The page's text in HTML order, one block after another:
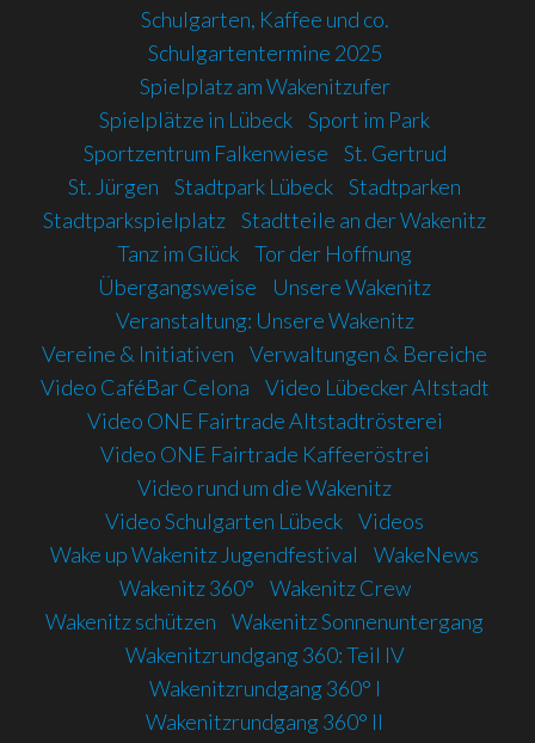
Schulgarten, Kaffee und co.
Schulgartentermine 2025
Spielplatz am Wakenitzufer
Spielplätze in Lübeck Sport im Park
Sportzentrum Falkenwiese
St. Gertrud
St. Jürgen
Stadtpark Lübeck Stadtparken
Stadtparkspielplatz Stadtteile an der Wakenitz
Tanz im Glück Tor der Hoffnung
Übergangsweise
Unsere Wakenitz
Veranstaltung: Unsere Wakenitz
Vereine & Initiativen
Verwaltungen & Bereiche
Video CaféBar Celona
Video Lübecker Altstadt
Video ONE Fairtrade Altstadtrösterei
Video ONE Fairtrade Kaffeeröstrei
Video rund um die Wakenitz
Video Schulgarten Lübeck Videos
Wake up Wakenitz Jugendfestival
WakeNews
Wakenitz 360°
Wakenitz Crew
Wakenitz schützen
Wakenitz Sonnenuntergang
Wakenitzrundgang 360: Teil IV
Wakenitzrundgang 360° I
Wakenitzrundgang 360° II